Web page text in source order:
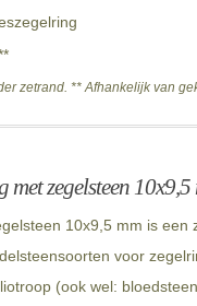
zetrand. ** Afhankelijk van
zegelsteen 10x9,5
10x9,5 mm is
voor
(ook wel: